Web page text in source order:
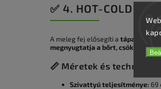
✅ 4. HOT-COLD FEJ:
A meleg fej elősegíti a tápanyagok
megnyugtatja a bőrt, csökkenti az
📏 Méretek és technikai
Szivattyú teljesítménye: 69